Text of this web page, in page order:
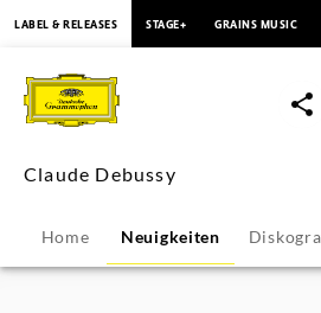
Debussy
Neuigkeiten
|
LABEL & RELEASES STAGE+ GRAINS MUSIC
Claude Debussy
Home Neuigkeiten